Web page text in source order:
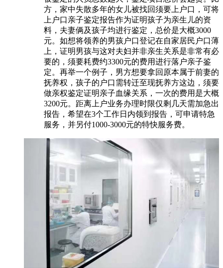
方，家中失散多年的女儿被找回须要上户口，可将
上户口亲子鉴定报告作为证明孩子为亲生儿的资
料，夫妻俩及孩子均进行鉴定，总价是大概3000
元。如想将领养的男孩户口登记在自家居民户口薄
上，证明男孩与这对夫妇并非亲生关系是非常有必
要的，须要耗费约3300元的费用进行落户亲子鉴
定。再举一个例子，男方想要拿回原本属于前妻的
抚养权，孩子的户口需转迁至现抚养方这边，须要
做亲权鉴定证明亲子血缘关系，一次的费用是大概
3200元。距离上户业务办理时限仅剩几天需加急出
报告，希望在3个工作日内领到报告，可申请特急
服务，并另付1000-3000元的特快服务费。